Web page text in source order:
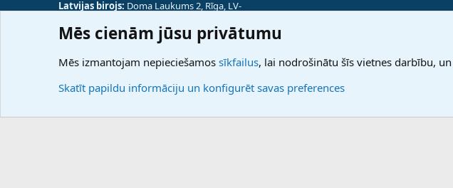
Latvijas birojs: Doma Laukums 2, Rīga, LV-
Mēs cienām jūsu privātumu
Mēs izmantojam nepieciešamos sīkfailus, lai nodrošinātu šīs vietnes darbību,
Skatīt papildu informāciju un konfigurēt savas preferences